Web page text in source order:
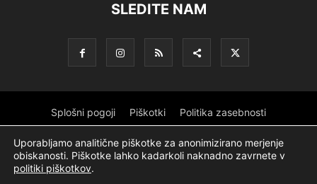
SLEDITE NAM
Splošni pogoji Piškotki Politika zasebnosti
Oglaševanje Partnerji Sofinanciranje Logotip
O podjetju
Uporabljamo analitične piškotke za anonimizirano merjenje
obiskanosti. Piškotke lahko kadarkoli naknadno zavrnete v
politiki piškotkov.